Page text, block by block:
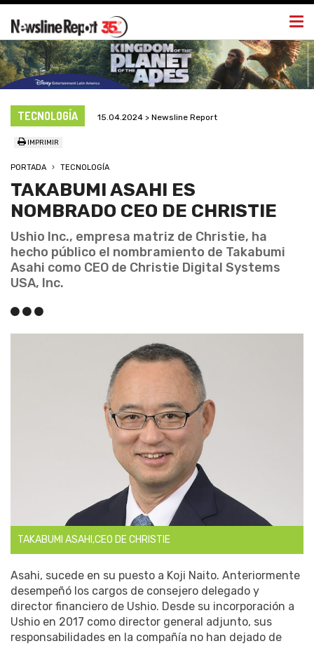
TECNOLOGÍA 15.04.2024 > Newsline Report
IMPRIMIR
PORTADA TECNOLOGÍA
TAKABUMI ASAHI ES
NOMBRADO CEO DE CHRISTIE
Ushio Inc., empresa matriz de Christie, ha
hecho público el nombramiento de Takabumi
Asahi como CEO de Christie Digital Systems
USA, Inc.
TAKABUMI ASAHI,CEO DE CHRISTIE
Asahi, sucede en su puesto a Koji Naito. Anteriormente
desempeñó los cargos de consejero delegado y
director financiero de Ushio. Desde su incorporación a
Ushio en 2017 como director general adjunto, sus
responsabilidades en la compañía no han dejado de